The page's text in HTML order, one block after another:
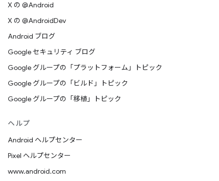
X の @Android
X の @AndroidDev
Android ブログ
Google セキュリティ ブログ
Google グループの「プラットフォーム」トピック
Google グループの「ビルド」トピック
Google グループの「移植」トピック
ヘルプ
Android ヘルプセンター
Pixel ヘルプセンター
www.android.com